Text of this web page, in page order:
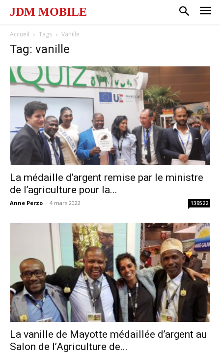
JDM MOBILE
Accueil Tags Vanille
Tag: vanille
La médaille d’argent remise par le ministre
de l’agriculture pour la...
Anne Perzo - 4 mars 2022 139522
La vanille de Mayotte médaillée d’argent au
Salon de l’Agriculture de...